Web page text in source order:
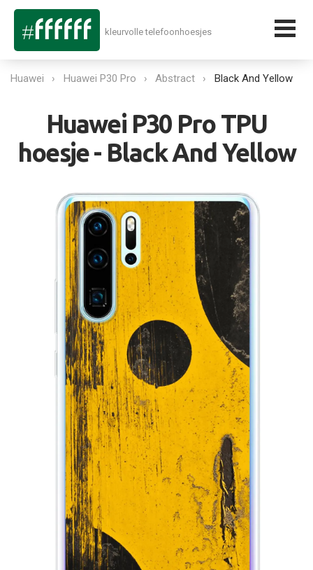
kleurvolle telefoonhoesjes
Huawei Huawei P30 Pro Abstract Black And Yellow
Huawei P30 Pro TPU
hoesje - Black And Yellow